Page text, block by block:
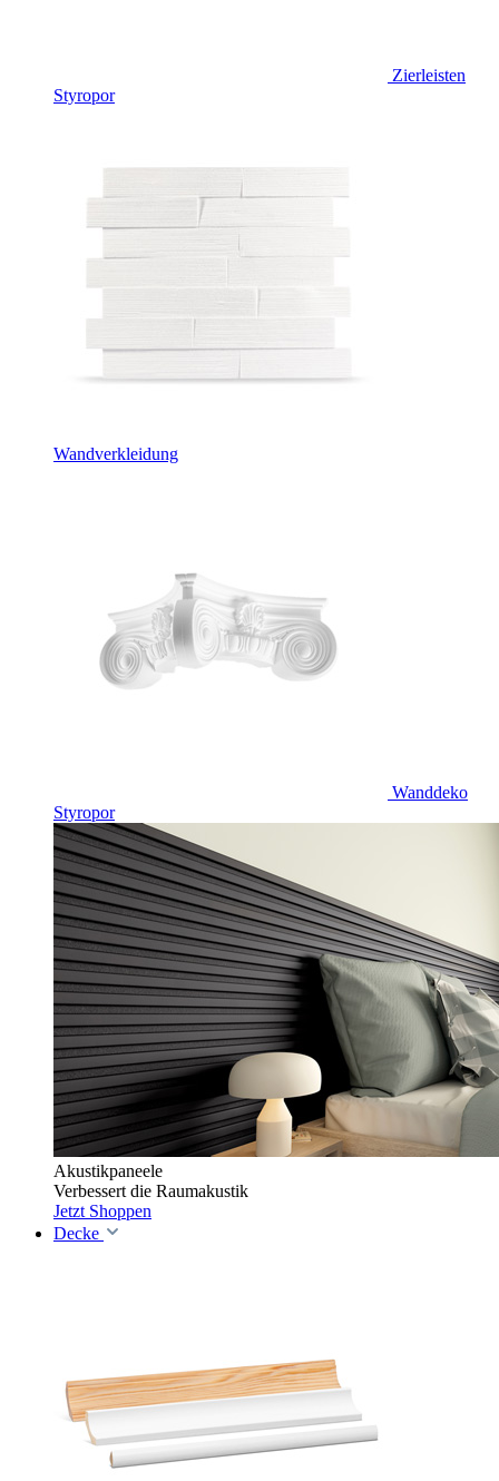
Zierleisten
Styropor
Wandverkleidung
Wanddeko
Styropor
Akustikpaneele
Verbessert die Raumakustik
Jetzt Shoppen
Decke